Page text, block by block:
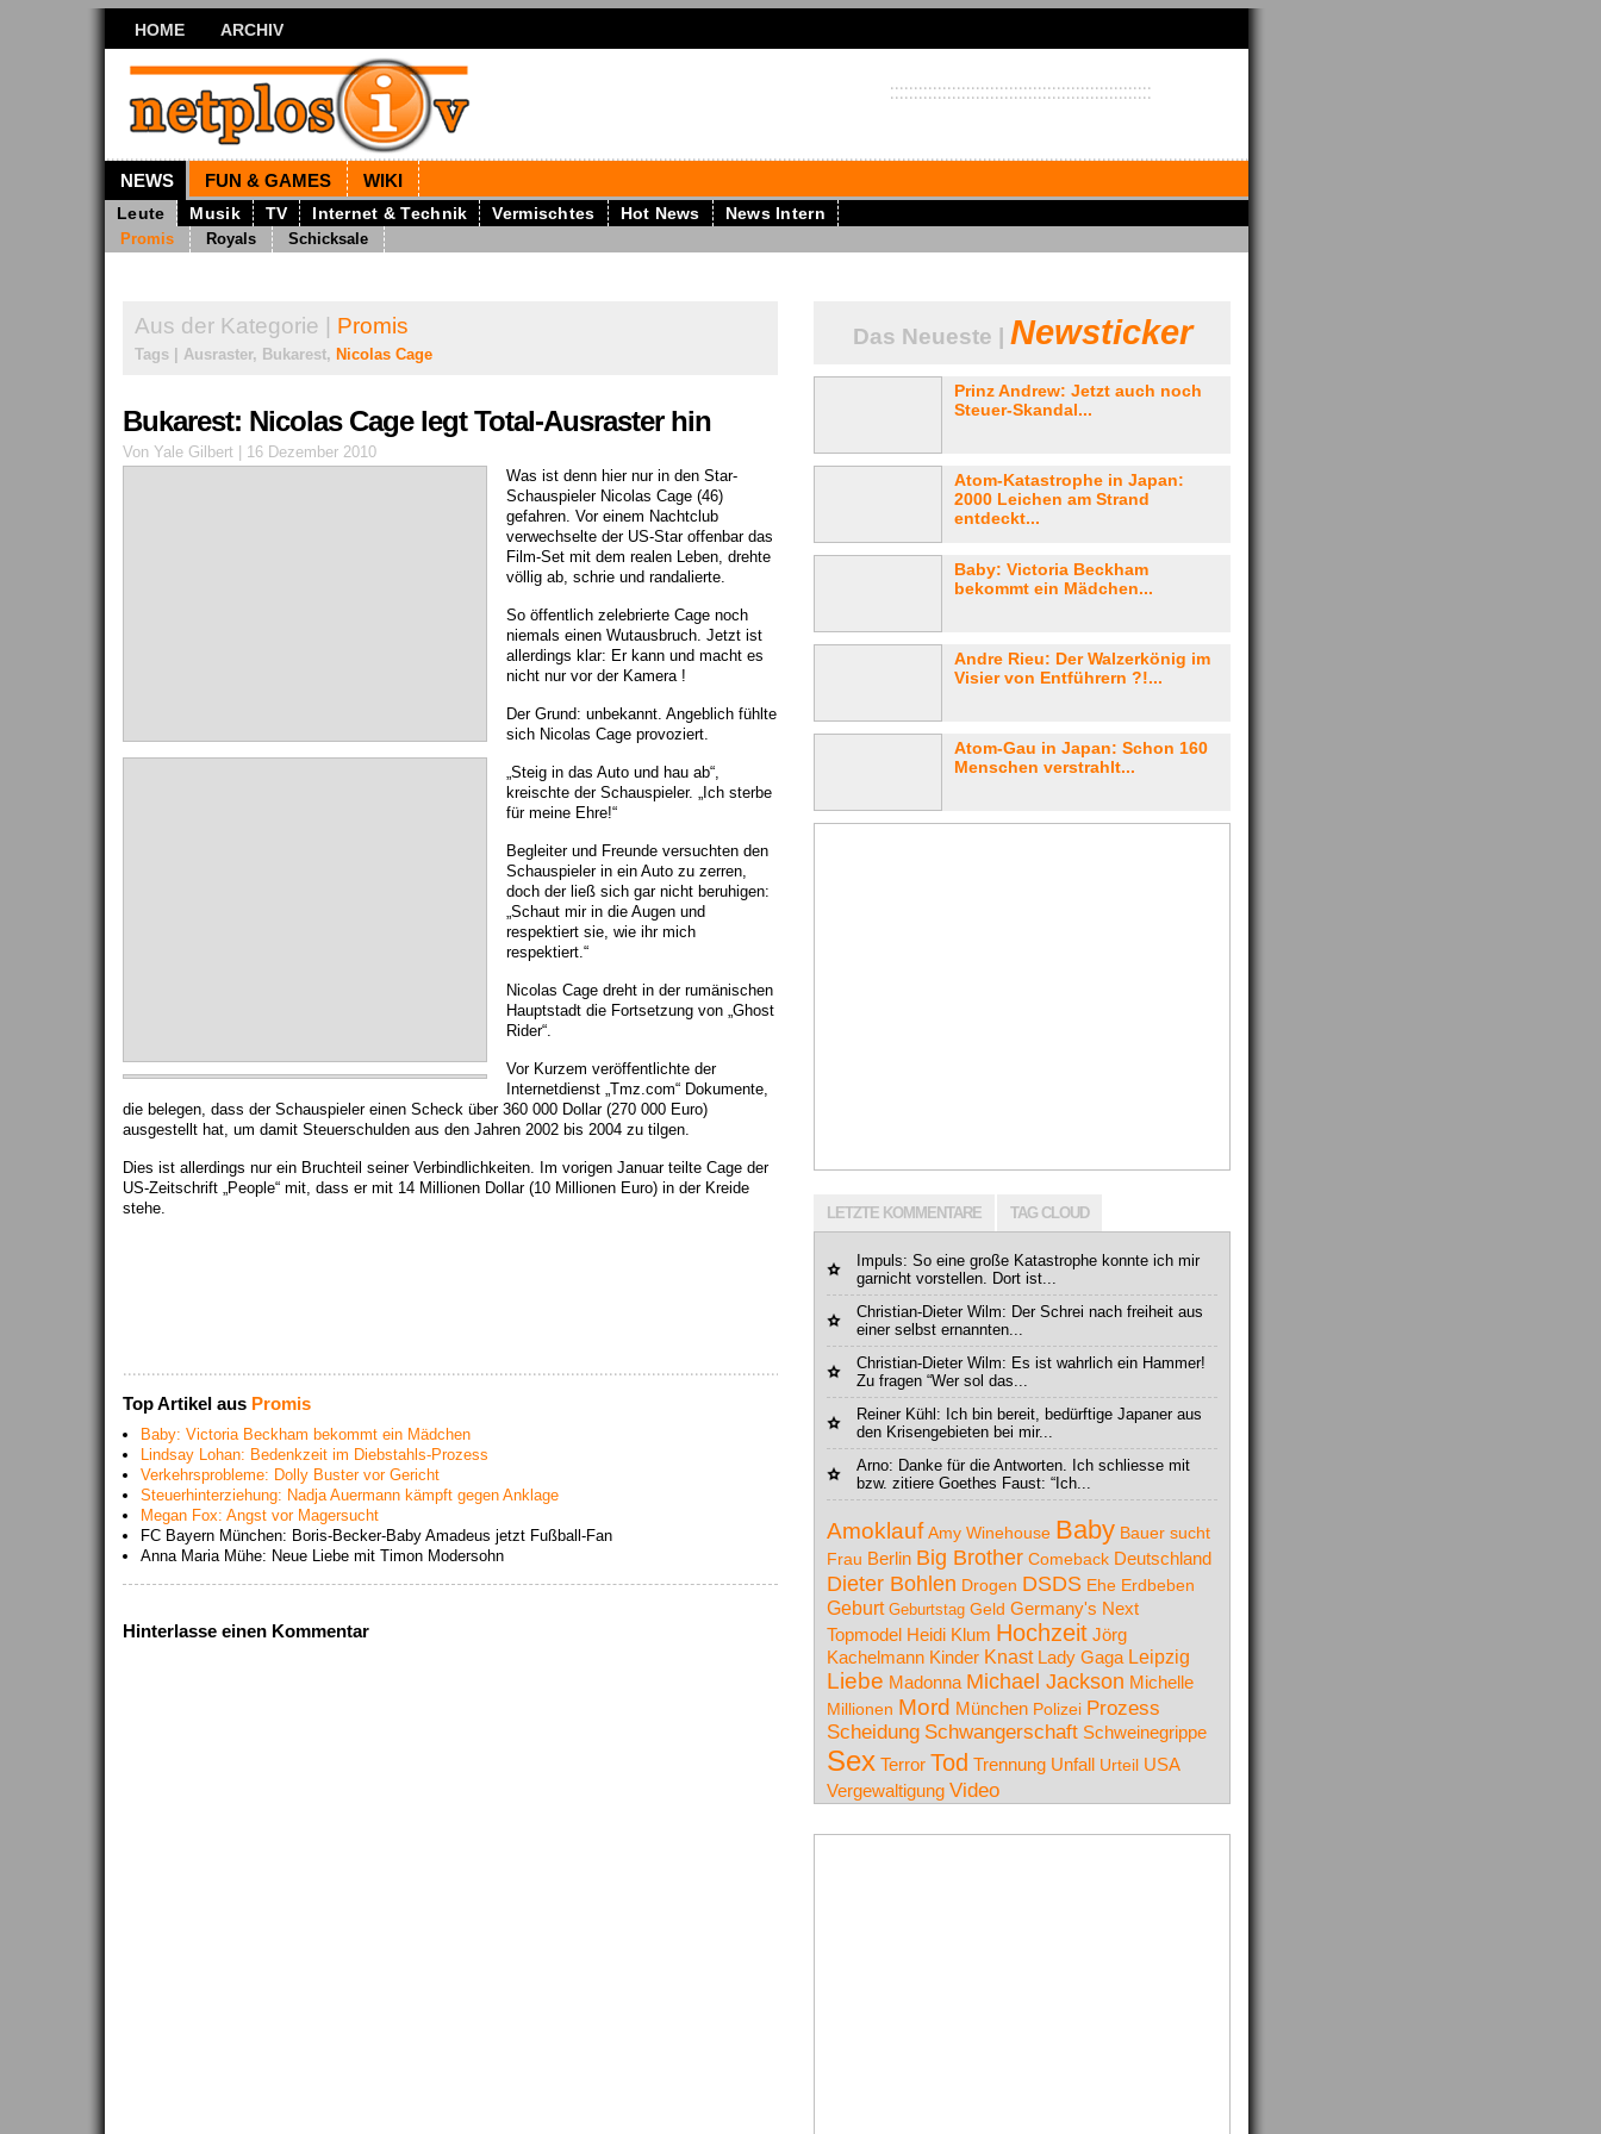
HOME ARCHIV
NEWS FUN & GAMES WIKI
Leute Musik TV Internet & Technik Vermischtes Hot News News Intern
Promis Royals Schicksale
Aus der Kategorie | Promis
Tags | Ausraster, Bukarest, Nicolas Cage
Bukarest: Nicolas Cage legt Total-Ausraster hin
Von Yale Gilbert | 16 Dezember 2010
Was ist denn hier nur in den Star-
Schauspieler Nicolas Cage (46)
gefahren. Vor einem Nachtclub
verwechselte der US-Star offenbar das
Film-Set mit dem realen Leben, drehte
völlig ab, schrie und randalierte.
So öffentlich zelebrierte Cage noch
niemals einen Wutausbruch. Jetzt ist
allerdings klar: Er kann und macht es
nicht nur vor der Kamera !
Der Grund: unbekannt. Angeblich fühlte
sich Nicolas Cage provoziert.
„Steig in das Auto und hau ab“,
kreischte der Schauspieler. „Ich sterbe
für meine Ehre!“
Begleiter und Freunde versuchten den
Schauspieler in ein Auto zu zerren,
doch der ließ sich gar nicht beruhigen:
„Schaut mir in die Augen und
respektiert sie, wie ihr mich
respektiert.“
Nicolas Cage dreht in der rumänischen
Hauptstadt die Fortsetzung von „Ghost
Rider“.
Vor Kurzem veröffentlichte der
Internetdienst „Tmz.com“ Dokumente,
die belegen, dass der Schauspieler einen Scheck über 360 000 Dollar (270 000 Euro)
ausgestellt hat, um damit Steuerschulden aus den Jahren 2002 bis 2004 zu tilgen.
Dies ist allerdings nur ein Bruchteil seiner Verbindlichkeiten. Im vorigen Januar teilte Cage der
US-Zeitschrift „People“ mit, dass er mit 14 Millionen Dollar (10 Millionen Euro) in der Kreide
stehe.
Top Artikel aus Promis
Baby: Victoria Beckham bekommt ein Mädchen
Lindsay Lohan: Bedenkzeit im Diebstahls-Prozess
Verkehrsprobleme: Dolly Buster vor Gericht
Steuerhinterziehung: Nadja Auermann kämpft gegen Anklage
Megan Fox: Angst vor Magersucht
FC Bayern München: Boris-Becker-Baby Amadeus jetzt Fußball-Fan
Anna Maria Mühe: Neue Liebe mit Timon Modersohn
Hinterlasse einen Kommentar
Das Neueste | Newsticker
Prinz Andrew: Jetzt auch noch
Steuer-Skandal...
Atom-Katastrophe in Japan:
2000 Leichen am Strand
entdeckt...
Baby: Victoria Beckham
bekommt ein Mädchen...
Andre Rieu: Der Walzerkönig im
Visier von Entführern ?!...
Atom-Gau in Japan: Schon 160
Menschen verstrahlt...
LETZTE KOMMENTARE TAG CLOUD
Impuls: So eine große Katastrophe konnte ich mir
garnicht vorstellen. Dort ist...
Christian-Dieter Wilm: Der Schrei nach freiheit aus
einer selbst ernannten...
Christian-Dieter Wilm: Es ist wahrlich ein Hammer!
Zu fragen “Wer sol das...
Reiner Kühl : Ich bin bereit, bedürftige Japaner aus
den Krisengebieten bei mir...
Arno: Danke für die Antworten. Ich schliesse mit
bzw. zitiere Goethes Faust: “Ich...
Amoklauf Amy Winehouse Baby Bauer sucht
Frau Berlin Big Brother Comeback Deutschland
Dieter Bohlen Drogen DSDS Ehe Erdbeben
Geburt Geburtstag Geld Germany's Next
Topmodel Heidi Klum Hochzeit Jörg
Kachelmann Kinder Knast Lady Gaga Leipzig
Liebe Madonna Michael Jackson Michelle
Millionen Mord München Polizei Prozess
Scheidung Schwangerschaft Schweinegrippe
Sex Terror Tod Trennung Unfall Urteil USA
Vergewaltigung Video